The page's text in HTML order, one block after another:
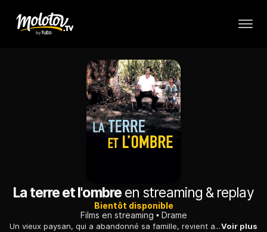
La terre et l'ombreen streaming & replay
Bientôt disponible
Films en streaming
Drame
Un vieux paysan, qui a abandonné sa famille, revient après 17 ans, constate leurs conditions de vie difficiles et veut se battre pour sauver les siens.Voir plus